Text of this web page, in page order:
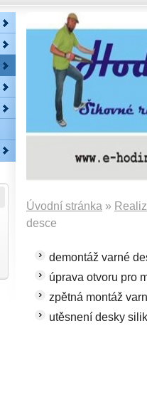
Úvodní stránka »
desce
demontáž varné
úprava otvoru pro
zpětná montáž
utěsnení desky